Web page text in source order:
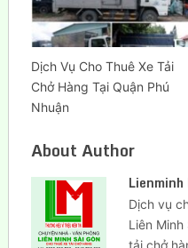
Dịch Vụ Cho Thuê Xe Tải
Chở Hàng Tại Quận Phú
Nhuận
About Author
Lienminh
Dịch vụ
Liên Minh
tải chở